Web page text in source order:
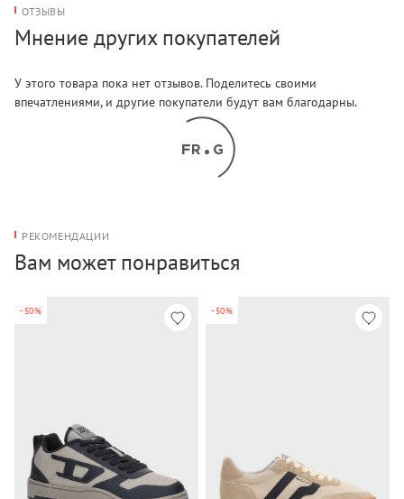
ОТЗЫВЫ
Мнение других покупателей
У этого товара пока нет отзывов. Поделитесь своими
впечатлениями, и другие покупатели будут вам благодарны.
РЕКОМЕНДАЦИИ
Вам может понравиться
-50% -50%